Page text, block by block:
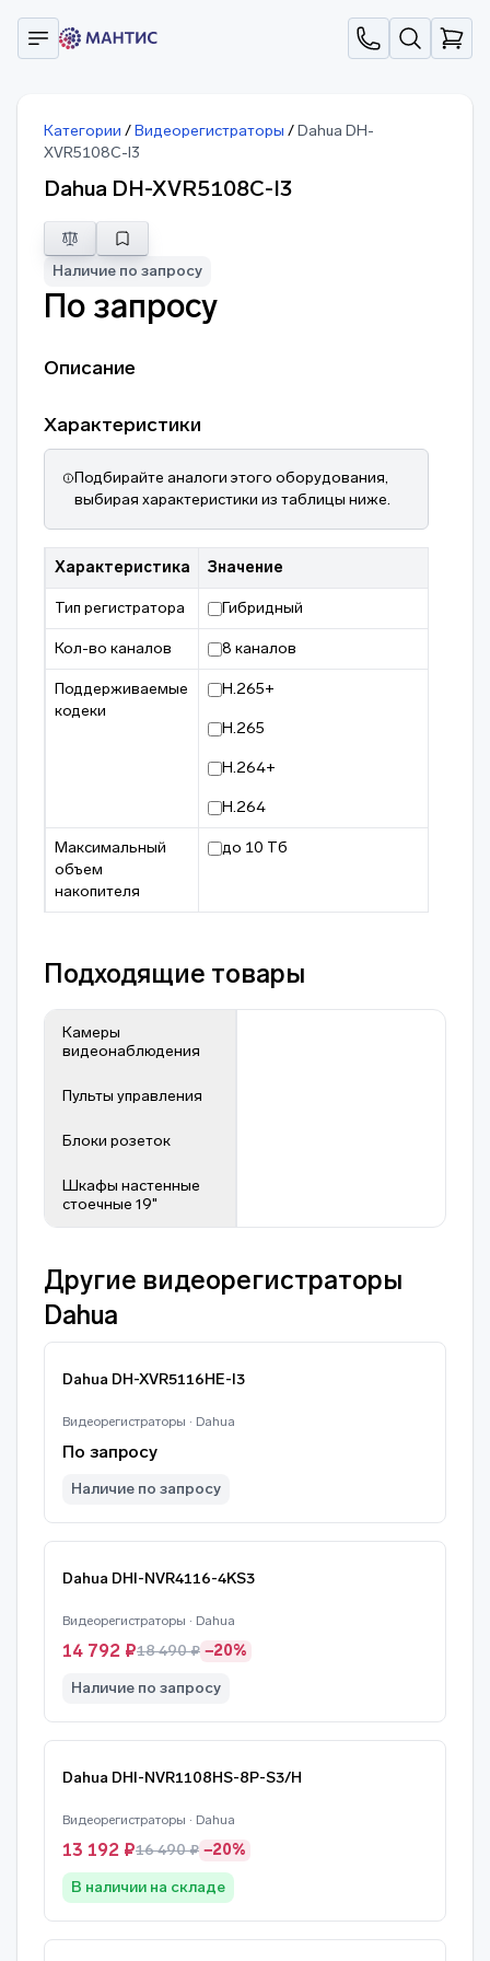
Категории /Видеорегистраторы /Dahua DH-
XVR5108C-I3
Dahua DH-XVR5108C-I3
Наличие по запросу
По запросу
Описание
Характеристики
Подбирайте аналоги этого оборудования,
выбирая характеристики из таблицы ниже.
Характеристика Значение
Тип регистратора Гибридный
Кол-во каналов 8 каналов
Поддерживаемые
кодеки
H.265+
H.265
H.264+
H.264
Максимальный
объем
накопителя
до 10 Тб
Подходящие товары
Камеры
видеонаблюдения
Пульты управления
Блоки розеток
Шкафы настенные
стоечные 19"
Другие видеорегистраторы
Dahua
Dahua DH-XVR5116HE-I3
Видеорегистраторы · Dahua
По запросу
Наличие по запросу
Dahua DHI-NVR4116-4KS3
Видеорегистраторы · Dahua
14 792 ₽18 490 ₽ −20%
Наличие по запросу
Dahua DHI-NVR1108HS-8P-S3/H
Видеорегистраторы · Dahua
13 192 ₽16 490 ₽ −20%
В наличии на складе